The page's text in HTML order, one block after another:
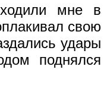
мне в
свою
удары
поднялся